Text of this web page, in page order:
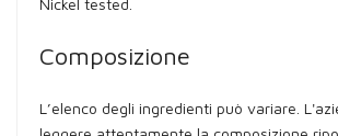
Composizione
L’elenco degli ingredienti può variare.